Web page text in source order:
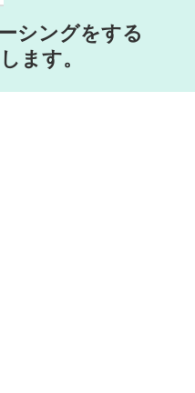
シングをする
ます。